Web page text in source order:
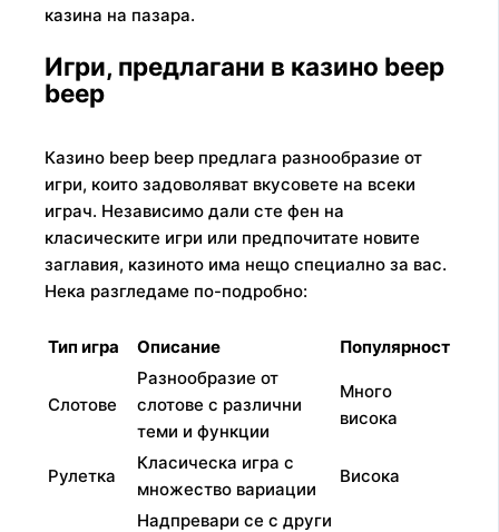
казина на пазара.
Игри, предлагани в казино beep
beep
Казино beep beep предлага разнообразие от
игри, които задоволяват вкусовете на всеки
играч. Независимо дали сте фен на
класическите игри или предпочитате новите
заглавия, казиното има нещо специално за вас.
Нека разгледаме по-подробно:
Тип игра Описание Популярност
Слотове
Разнообразие от
слотове с различни
теми и функции
Много
висока
Рулетка
Класическа игра с
множество вариации
Висока
Надпревари се с други